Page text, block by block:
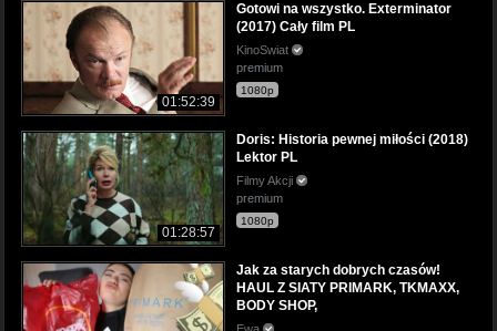
01:52:39
Gotowi na wszystko. Exterminator
(2017) Cały film PL
KinoSwiat
premium
1080p
01:28:57
Doris: Historia pewnej miłości (2018)
Lektor PL
Filmy Akcji
premium
1080p
Jak za starych dobrych czasów!
HAUL Z SIATY PRIMARK, TKMAXX,
BODY SHOP,